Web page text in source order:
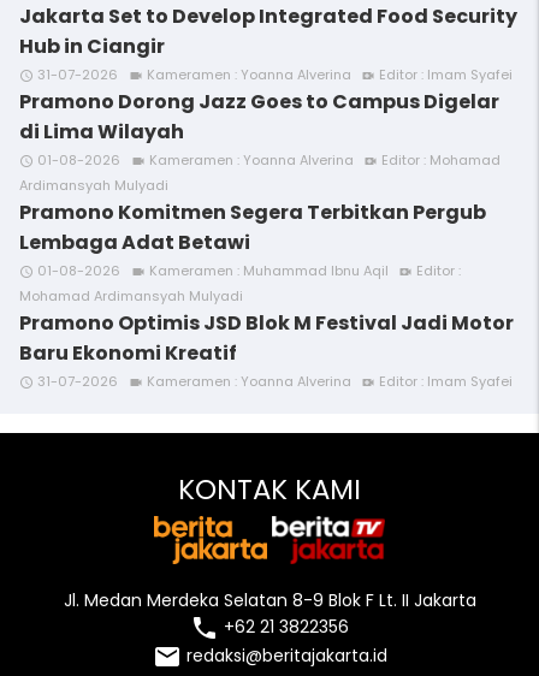
Jakarta Set to Develop Integrated Food Security
Hub in Ciangir
access_time 31-07-2026 videocam Kameramen : Yoanna Alverina video_call Editor : Imam Syafei
Pramono Dorong Jazz Goes to Campus Digelar
di Lima Wilayah
access_time 01-08-2026 videocam Kameramen : Yoanna Alverina video_call Editor : Mohamad
Ardimansyah Mulyadi
Pramono Komitmen Segera Terbitkan Pergub
Lembaga Adat Betawi
access_time 01-08-2026 videocam Kameramen : Muhammad Ibnu Aqil video_call Editor :
Mohamad Ardimansyah Mulyadi
Pramono Optimis JSD Blok M Festival Jadi Motor
Baru Ekonomi Kreatif
access_time 31-07-2026 videocam Kameramen : Yoanna Alverina video_call Editor : Imam Syafei
KONTAK KAMI
Jl. Medan Merdeka Selatan 8-9 Blok F Lt. II Jakarta
local_phone +62 21 3822356
email redaksi@beritajakarta.id